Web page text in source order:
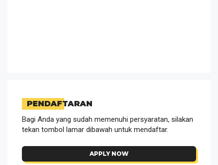
PENDAFTARAN
Bagi Anda yang sudah memenuhi persyaratan, silakan
tekan tombol lamar dibawah untuk mendaftar.
APPLY NOW